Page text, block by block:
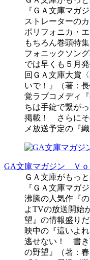
『ＧＡ文庫マガ
ストレーターの
ポリフォニカ・
もちろん巻頭特
フォニックソン
では早くも５月
回ＧＡ文庫大賞
いで！』（著：
覚ラブコメディ
ちは手錠で繋が
掲載！ さらにそ
メ放送予定の『
GA文庫マガジン Ｖｏ
ＧＡ文庫がもっ
『ＧＡ文庫マガ
沸騰の人気作『
よTVの放送開始
望』の情報盛り
映中の『這いよ
逃せない！ 書き
の野望』（著：